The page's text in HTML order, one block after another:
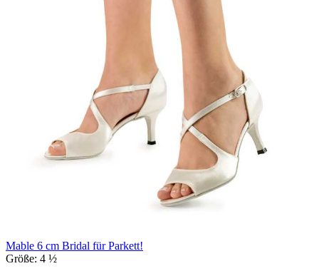
Mable 6 cm Bridal für Parkett!
Größe: 4 ½